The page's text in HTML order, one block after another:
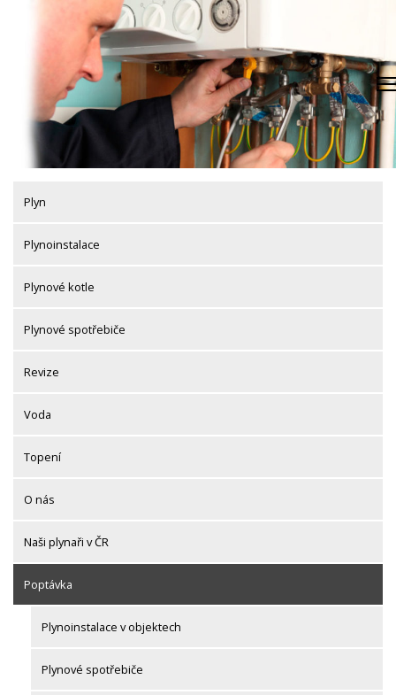
Plyn
Plynoinstalace
Plynové kotle
Plynové spotřebiče
Revize
Voda
Topení
O nás
Naši plynaři v ČR
Poptávka
Plynoinstalace v objektech
Plynové spotřebiče